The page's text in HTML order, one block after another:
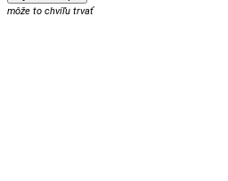
môže to chvíľu trvať